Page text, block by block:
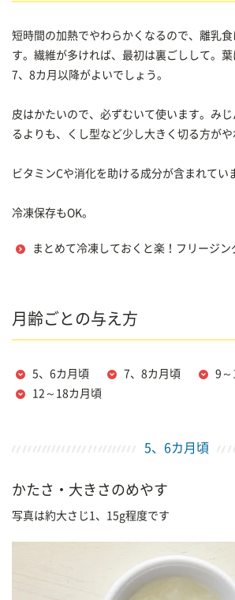
短時間の加熱でやわらかくなるので、離乳
す。繊維が多ければ、最初は裏ごしして。葉
7、8カ月以降がよいでしょう。
皮はかたいので、必ずむいて使います。み
るよりも、くし型など少し大きく切る方がや
ビタミンCや消化を助ける成分が含まれてい
冷凍保存もOK。
まとめて冷凍しておくと楽！フリージン
月齢ごとの与え方
5、6カ月頃 7、8カ月頃
9～
12～18カ月頃
5、6カ月頃
かたさ・大きさのめやす
写真は約大さじ1、15g程度です